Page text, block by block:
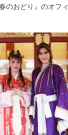
のおどり』のオフ